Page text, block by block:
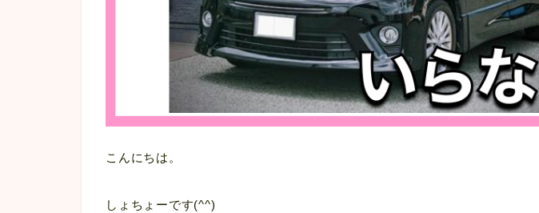
こんにちは。
しょちょーです(^^)